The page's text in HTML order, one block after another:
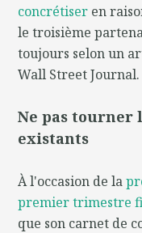
concrétiser en
le troisième
toujours selon un
Wall Street Journal.
Ne pas tourner
existants
À l'occasion de la
premier trimestre
que son carnet de